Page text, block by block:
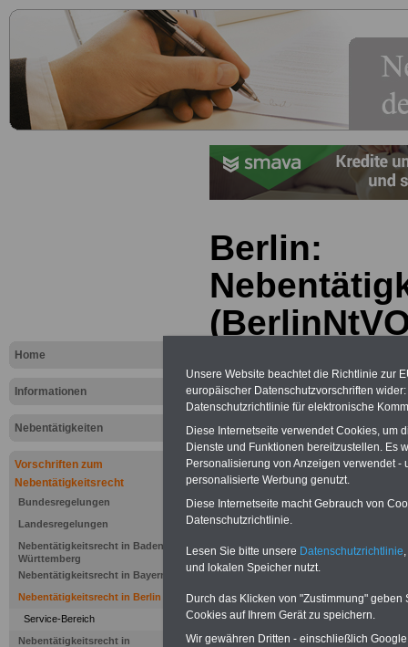
Home
Informationen
Nebentätigkeiten
Vorschriften zum
Nebentätigkeitsrecht
Bundesregelungen
Landesregelungen
Nebentätigkeitsrecht in Baden-
Württemberg
Nebentätigkeitsrecht in Bayern
Nebentätigkeitsrecht in Berlin
Service-Bereich
Nebentätigkeitsrecht in
Berlin:
.>>>NEU aufgelegt März 2025
Unsere Website beachtet die Richtlinie zur
europäischer Datenschutzvorschriften
Datenschutzrichtlinie für elektronische
Diese Internetseite verwendet Cookies, um
Dienste und Funktionen bereitzustellen. Es
Personalisierung von Anzeigen verwendet
personalisierte Werbung genutzt.
Diese Internetseite macht Gebrauch von
Datenschutzrichtlinie.
Lesen Sie bitte unsere Datenschutzrichtlinie
und lokalen Speicher nutzt.
Durch das Klicken von "Zustimmung"
Cookies auf Ihrem Gerät zu speichern.
Wir gewähren Dritten - einschließlich